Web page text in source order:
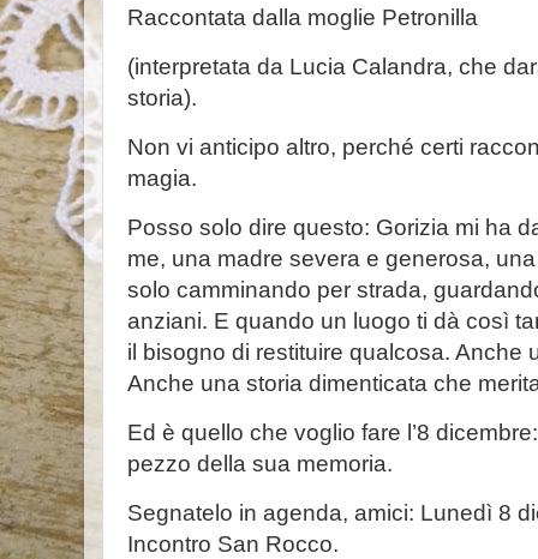
Raccontata dalla moglie Petronilla
(interpretata da Lucia Calandra, che
storia).
Non vi anticipo altro, perché certi
magia.
Posso solo dire questo: Gorizia mi ha
me, una madre severa e generosa,
solo camminando per strada,
anziani. E quando un luogo ti dà così
il bisogno di restituire qualcosa. Anche
Anche una storia dimenticata che
Ed è quello che voglio fare l’8
pezzo della sua memoria.
Segnatelo in agenda, amici: Lunedì 8
Incontro San Rocco.